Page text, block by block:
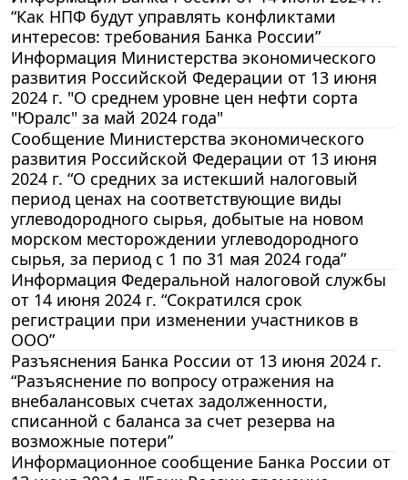
“Как НПФ будут управлять конфликтами
интересов: требования Банка России”
Информация Министерства экономического
развития Российской Федерации от 13 июня
2024 г. "О среднем уровне цен нефти сорта
"Юралс" за май 2024 года"
Сообщение Министерства экономического
развития Российской Федерации от 13 июня
2024 г. “О средних за истекший налоговый
период ценах на соответствующие виды
углеводородного сырья, добытые на новом
морском месторождении углеводородного
сырья, за период с 1 по 31 мая 2024 года”
Информация Федеральной налоговой службы
от 14 июня 2024 г. “Сократился срок
регистрации при изменении участников в
ООО”
Разъяснения Банка России от 13 июня 2024 г.
“Разъяснение по вопросу отражения на
внебалансовых счетах задолженности,
списанной с баланса за счет резерва на
возможные потери”
Информационное сообщение Банка России от